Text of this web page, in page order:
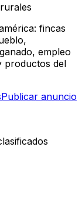
fincas
empleo
productos del
Publicar anuncio